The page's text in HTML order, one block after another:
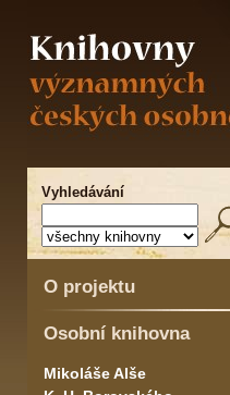
Vyhledávání
O projektu
Osobní knihovna
Mikoláše Alše